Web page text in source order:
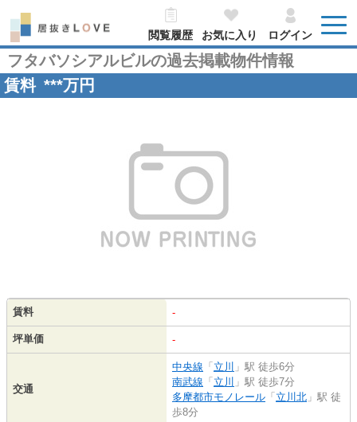
閲覧履歴 お気に入り ログイン
フタバソシアルビルの過去掲載物件情報
賃料 ***万円
賃料 -
坪単価 -
交通
中央線 「 立川 」駅 徒歩6分
南武線 「 立川 」駅 徒歩7分
多摩都市モノレール 「 立川北 」駅 徒
歩8分